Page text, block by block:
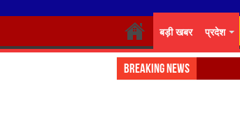
बड़ी खबर प्रदेश
Breaking News